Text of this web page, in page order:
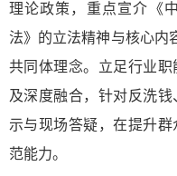
理论政策，重点宣介‌《
法》的立法精神与核心内
共同体理念。立足行业
及深度融合，针对反洗
示与现场答疑，在提升
范能力。